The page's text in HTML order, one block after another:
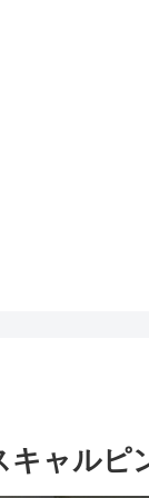
キャルピ